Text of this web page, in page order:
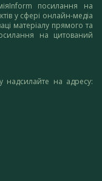
посилання на
у сфері онлайн-медіа
матеріалу прямого та
на цитований
надсилайте на адресу: